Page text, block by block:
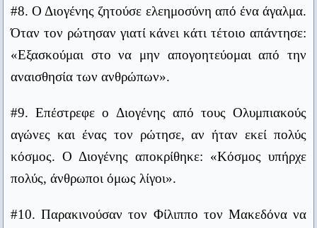
των διδασκάλων και σχολείων εκείνης της εποχής στον
ελληνικό χώρο: πρόσφεραν διδασκαλία φτωχή και τη
συνόδευαν με ραβδισμό πλουσιοπάροχο.
Αδαμάντιος Κοραής
Αργία μήτηρ πάσης κακίας.
Πιο πολύ πρέπει να τιμούμε όσους ανατρέφουν και
Πλάτων
Ηράκλειτος
#14. Ο Διογένης βλέποντας κάποιον να δείχνει
ερωτευμένος με μια πλούσια γριά, είπε: «Σ’ αυτήν
δεν κάρφωσε τα μάτια του, αλλά τα δόντια του».
#15. Ο φιλόσοφος Αντισθένης συμβούλευε τους
Αθηναίους να ανακηρύξουν με την ψήφο τους τα
γαϊδούρια σε άλογα. Και όταν του είπαν ότι κάτι
τέτοιο είναι έξω από κάθε λογική, ο Αντισθένης
παρατήρησε: «Μήπως και στρατηγούς δεν
χωρίς να έχουν πάρει καμία απολύτως
#8. Ο Διογένης ζητούσε ελεημοσύνη από ένα άγαλμα.
Όταν τον ρώτησαν γιατί κάνει κάτι τέτοιο απάντησε:
«Εξασκούμαι στο να μην απογοητεύομαι από την
αναισθησία των ανθρώπων».
#9. Επέστρεφε ο Διογένης από τους Ολυμπιακούς
αγώνες και ένας τον ρώτησε, αν ήταν εκεί πολύς
κόσμος. Ο Διογένης αποκρίθηκε: «Κόσμος υπήρχε
πολύς, άνθρωποι όμως λίγοι».
#10. Παρακινούσαν τον Φίλιππο τον Μακεδόνα να